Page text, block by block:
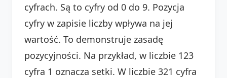
cyfrach. Są to cyfry od 0 do 9. Pozycja
cyfry w zapisie liczby wpływa na jej
wartość. To demonstruje zasadę
pozycyjności. Na przykład, w liczbie 123
cyfra 1 oznacza setki. W liczbie 321 cyfra